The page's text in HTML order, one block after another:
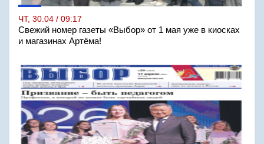
ЧТ, 30.04 / 09:17
Свежий номер газеты «Выбор» от 1 мая уже в киосках
и магазинах Артёма!